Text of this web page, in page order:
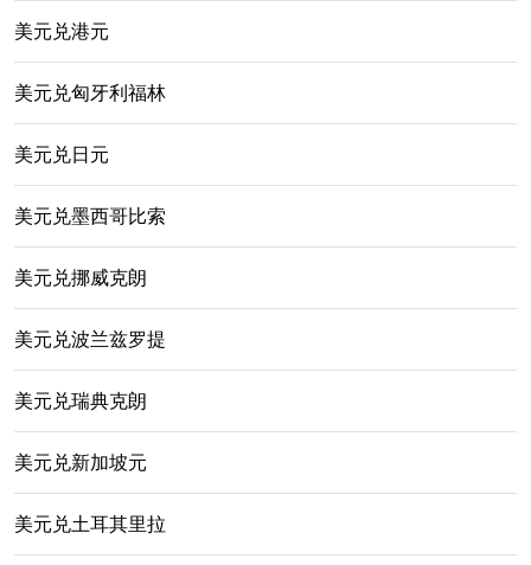
美元兑港元
美元兑匈牙利福林
美元兑日元
美元兑墨西哥比索
美元兑挪威克朗
美元兑波兰兹罗提
美元兑瑞典克朗
美元兑新加坡元
美元兑土耳其里拉